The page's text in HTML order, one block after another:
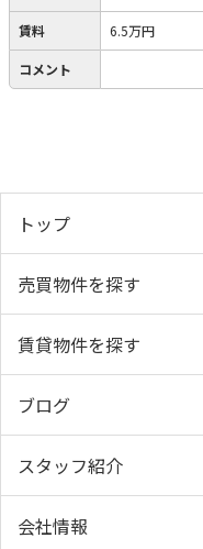
賃料 6.5万円
コメント
トップ
売買物件を探す
賃貸物件を探す
ブログ
スタッフ紹介
会社情報